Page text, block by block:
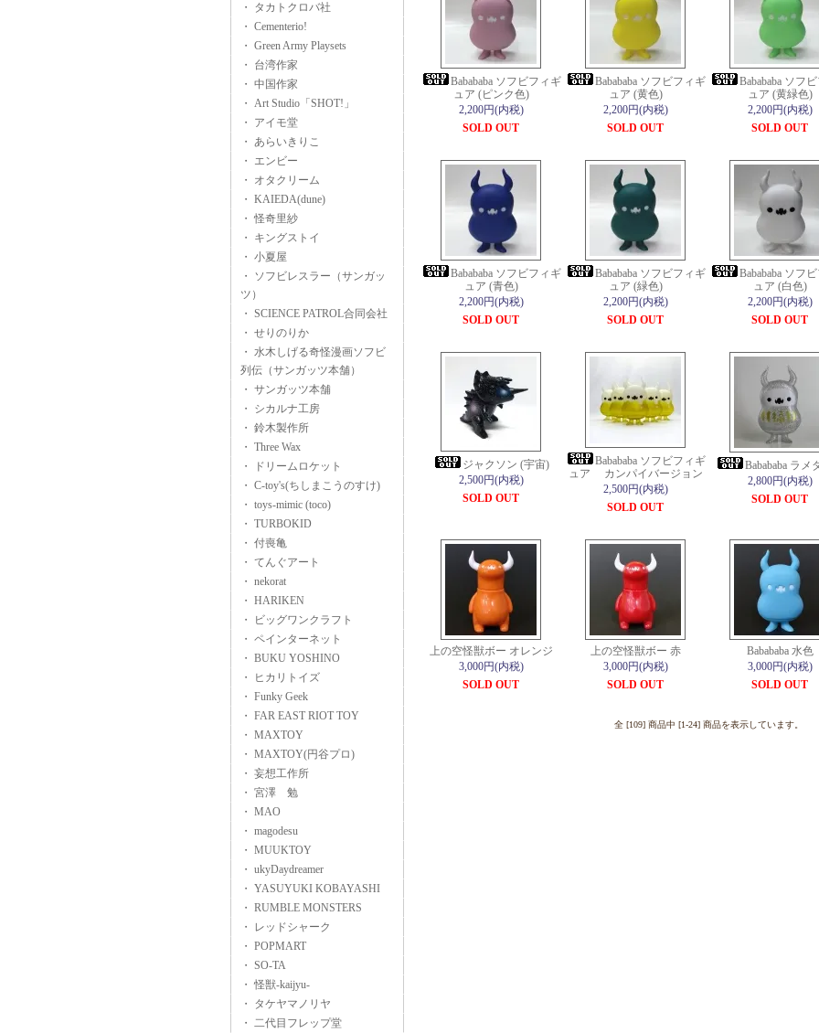
・ タカトクロバ社
・ Cementerio!
・ Green Army Playsets
・ 台湾作家
・ 中国作家
・ Art Studio「SHOT!」
・ アイモ堂
・ あらいきりこ
・ エンビー
・ オタクリーム
・ KAIEDA(dune)
・ 怪奇里紗
・ キングストイ
・ 小夏屋
・ ソフビレスラー（サンガッ
ツ）
・ SCIENCE PATROL合同会社
・ せりのりか
・ 水木しげる奇怪漫画ソフビ
列伝（サンガッツ本舗）
・ サンガッツ本舗
・ シカルナ工房
・ 鈴木製作所
・ Three Wax
・ ドリームロケット
・ C-toy's(ちしまこうのすけ)
・ toys-mimic (toco)
・ TURBOKID
・ 付喪亀
・ てんぐアート
・ nekorat
・ HARIKEN
・ ビッグワンクラフト
・ ペインターネット
・ BUKU YOSHINO
・ ヒカリトイズ
・ Funky Geek
・ FAR EAST RIOT TOY
・ MAXTOY
・ MAXTOY(円谷プロ)
・ 妄想工作所
・ 宮澤 勉
・ MAO
・ magodesu
・ MUUKTOY
・ ukyDaydreamer
・ YASUYUKI KOBAYASHI
・ RUMBLE MONSTERS
・ レッドシャーク
・ POPMART
・ SO-TA
・ 怪獣-kaijyu-
・ タケヤマノリヤ
・ 二代目フレップ堂
Babababa ソフビフィギ
ュア (ピンク色)
2,200円(内税)
SOLD OUT
Babababa ソフビフィギ
ュア (黄色)
2,200円(内税)
SOLD OUT
Babababa ソフ
ュア (黄緑色)
2,200円(内税)
SOLD OUT
Babababa ソフビフィギ
ュア (青色)
2,200円(内税)
SOLD OUT
Babababa ソフビフィギ
ュア (緑色)
2,200円(内税)
SOLD OUT
Babababa ソフ
ュア (白色)
2,200円(内税)
SOLD OUT
ジャクソン (宇宙)
2,500円(内税)
SOLD OUT
Babababa ソフビフィギ
ュア カンパイバージョン
2,500円(内税)
SOLD OUT
Babababa ラメ
2,800円(内税)
SOLD OUT
上の空怪獣ボー オレンジ
3,000円(内税)
SOLD OUT
上の空怪獣ボー 赤
3,000円(内税)
SOLD OUT
Babababa 水色
3,000円(内税)
SOLD OUT
全 [109] 商品中 [1-24] 商品を表示しています。